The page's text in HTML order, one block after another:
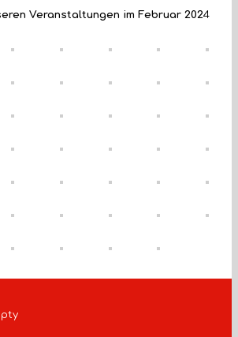
Veranstaltungen im Februar 2024